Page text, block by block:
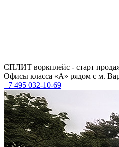
СПЛИТ воркплейс - старт
Офисы класса «А» рядом с м.
+7 495 032-10-69